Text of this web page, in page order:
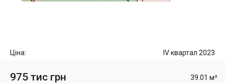
Ціна: IV квартал 2023
975 тис грн 39.01 м²